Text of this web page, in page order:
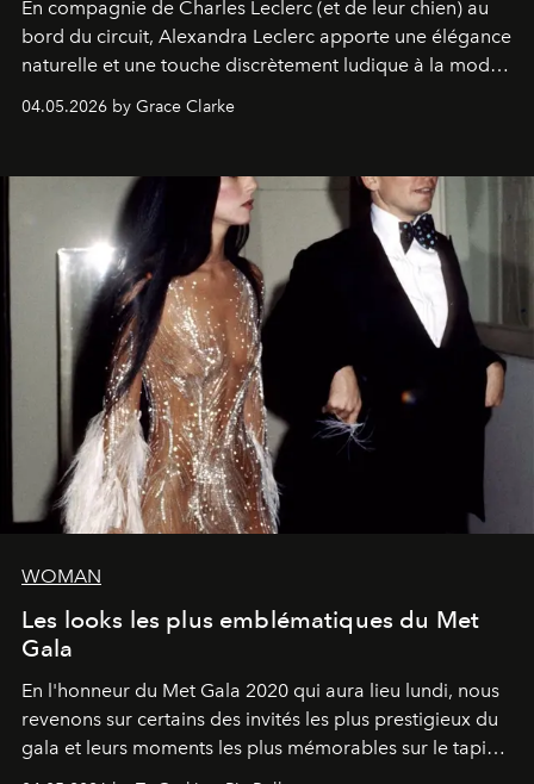
En compagnie de Charles Leclerc (et de leur chien) au
bord du circuit, Alexandra Leclerc apporte une élégance
naturelle et une touche discrètement ludique à la mode
04.05.2026 by Grace Clarke
WOMAN
Les looks les plus emblématiques du Met
Gala
En l'honneur du Met Gala 2020 qui aura lieu lundi, nous
revenons sur certains des invités les plus prestigieux du
gala et leurs moments les plus mémorables sur le tapis